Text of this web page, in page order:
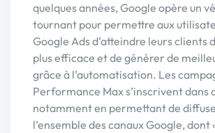
quelques années, Google opère un
tournant pour permettre aux
Google Ads d’atteindre leurs clients
plus efficace et de générer de
grâce à l’automatisation. Les
Performance Max s’inscrivent dans
notamment en permettant de
l’ensemble des canaux Google, dont